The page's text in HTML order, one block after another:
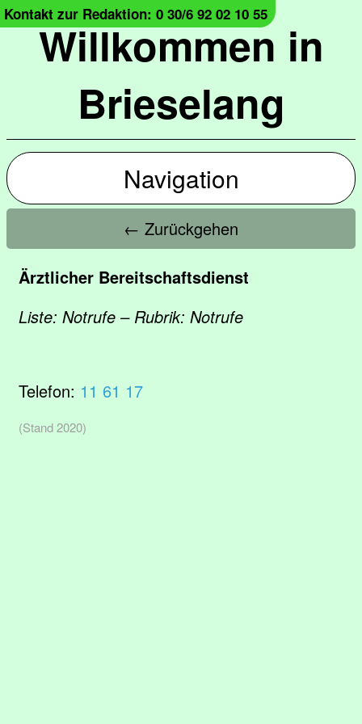
Willkommen in
Brieselang
Kontakt zur Redaktion: 0 30/6 92 02 10 55
Navigation
← Zurückgehen
Ärztlicher Bereitschaftsdienst
Liste: Notrufe – Rubrik: Notrufe
Telefon: 11 61 17
(Stand 2020)